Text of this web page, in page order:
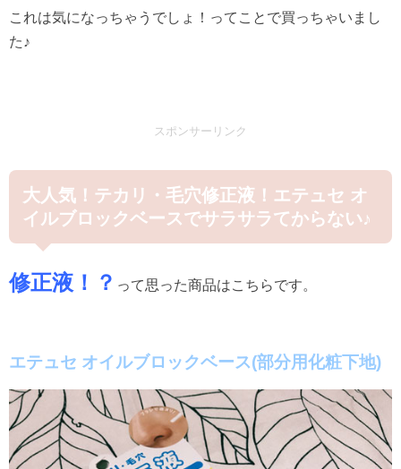
これは気になっちゃうでしょ！ってことで買っちゃいまし
た♪
スポンサーリンク
大人気！テカリ・毛穴修正液！エテュセ オ
イルブロックベースでサラサラてからない♪
修正液！？ って思った商品はこちらです。
エテュセ オイルブロックベース(部分用化粧下地)